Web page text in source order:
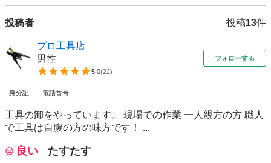
投稿者 投稿13件
プロ工具店
男性
5.0(22)
フォローする
身分証 電話番号
工具の卸をやっています。 現場での作業 一人親方の方 職人
で工具は自腹の方の味方です！ ...
良い たすたす